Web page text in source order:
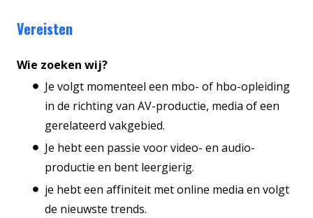
Vereisten
Wie zoeken wij?
Je volgt momenteel een mbo- of hbo-opleiding
in de richting van AV-productie, media of een
gerelateerd vakgebied.
Je hebt een passie voor video- en audio-
productie en bent leergierig.
je hebt een affiniteit met online media en volgt
de nieuwste trends.